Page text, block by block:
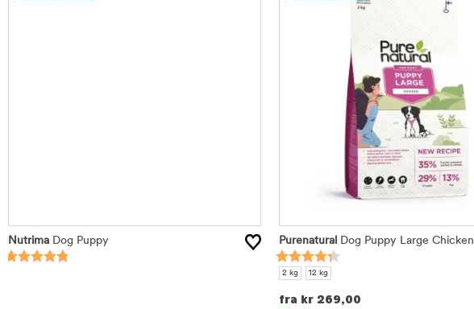
Nutrima Dog Puppy Purenatural Dog Puppy Large Chicken
2 kg 12 kg
fra kr 269,00